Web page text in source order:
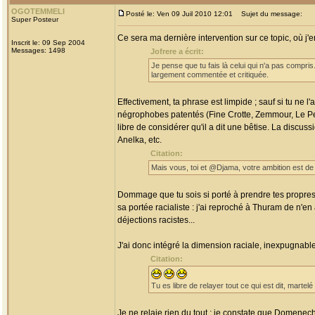
OGOTEMMELI
Super Posteur
Inscrit le: 09 Sep 2004
Messages: 1498
Posté le: Ven 09 Juil 2010 12:01 Sujet du message:
Ce sera ma dernière intervention sur ce topic, où
Jofrere a écrit:
Je pense que tu fais là celui qui n'a pas
largement commentée et critiquée.
Effectivement, ta phrase est limpide ; sauf si tu ne
négrophobes patentés (Fine Crotte, Zemmour, Le
libre de considérer qu'il a dit une bêtise. La
Anelka, etc.
Citation:
Mais vous, toi et @Djama, votre ambition est
Dommage que tu sois si porté à prendre tes
sa portée racialiste : j'ai reproché à Thuram de
déjections racistes...
J'ai donc intégré la dimension raciale,
Citation:
Tu es libre de relayer tout ce qui est dit,
Je ne relaie rien du tout : je constate que